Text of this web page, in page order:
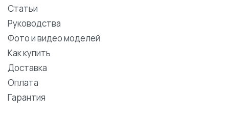
Статьи
Руководства
Фото и видео моделей
Как купить
Доставка
Оплата
Гарантия